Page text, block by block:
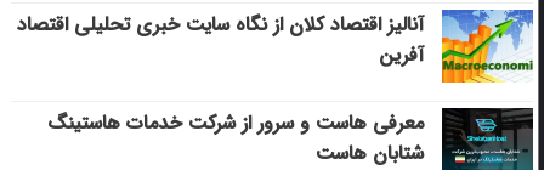
آنالیز اقتصاد کلان از نگاه سایت خبری تحلیلی اقتصاد
آفرین
معرفی هاست و سرور از شرکت خدمات هاستینگ
شتابان هاست